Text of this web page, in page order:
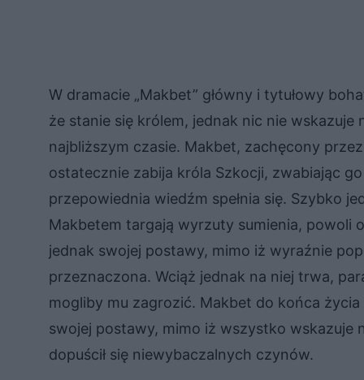
W dramacie „Makbet” główny i tytułowy
że stanie się królem, jednak nic nie
najbliższym czasie. Makbet, zachęcony
ostatecznie zabija króla Szkocji, zwabiając
przepowiednia wiedźm spełnia się. Szybko
Makbetem targają wyrzuty sumienia, powoli
jednak swojej postawy, mimo iż wyraźnie
przeznaczona. Wciąż jednak na niej trwa,
mogliby mu zagrozić. Makbet do końca
swojej postawy, mimo iż wszystko wskazuje
dopuścił się niewybaczalnych czynów.